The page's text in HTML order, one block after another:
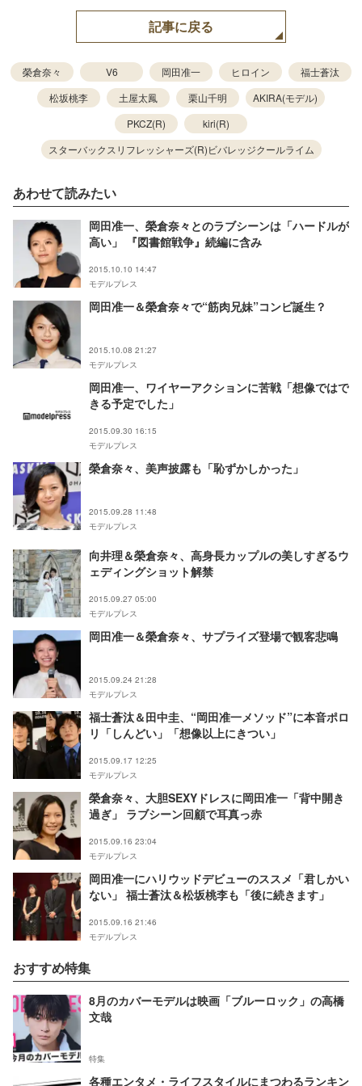
記事に戻る
榮倉奈々 V6 岡田准一 ヒロイン
福士蒼汰
松坂桃李
土屋太鳳 栗山千明
AKIRA(モデル)
PKCZ(R)
kiri(R)
スターバックスリフレッシャーズ(R)ビバレッジクールライム
あわせて読みたい
岡田准一、榮倉奈々とのラブシーンは「ハードルが
高い」 『図書館戦争』続編に含み
2015.10.10 14:47
モデルプレス
岡田准一＆榮倉奈々で“筋肉兄妹”コンビ誕生？
2015.10.08 21:27
モデルプレス
岡田准一、ワイヤーアクションに苦戦「想像ではで
きる予定でした」
2015.09.30 16:15
モデルプレス
榮倉奈々、美声披露も「恥ずかしかった」
2015.09.28 11:48
モデルプレス
向井理＆榮倉奈々、高身長カップルの美しすぎるウ
ェディングショット解禁
2015.09.27 05:00
モデルプレス
岡田准一＆榮倉奈々、サプライズ登場で観客悲鳴
2015.09.24 21:28
モデルプレス
福士蒼汰＆田中圭、“岡田准一メソッド”に本音ポロ
リ「しんどい」「想像以上にきつい」
2015.09.17 12:25
モデルプレス
榮倉奈々、大胆SEXYドレスに岡田准一「背中開き
過ぎ」 ラブシーン回顧で耳真っ赤
2015.09.16 23:04
モデルプレス
岡田准一にハリウッドデビューのススメ「君しかい
ない」 福士蒼汰＆松坂桃李も「後に続きます」
2015.09.16 21:46
モデルプレス
おすすめ特集
8月のカバーモデルは映画「ブルーロック」の高橋
文哉
特集
各種エンタメ・ライフスタイルにまつわるランキン